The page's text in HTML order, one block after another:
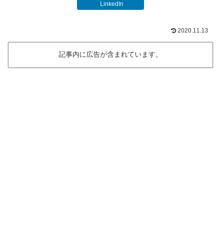
LinkedIn
2020.11.13
記事内に広告が含まれています。